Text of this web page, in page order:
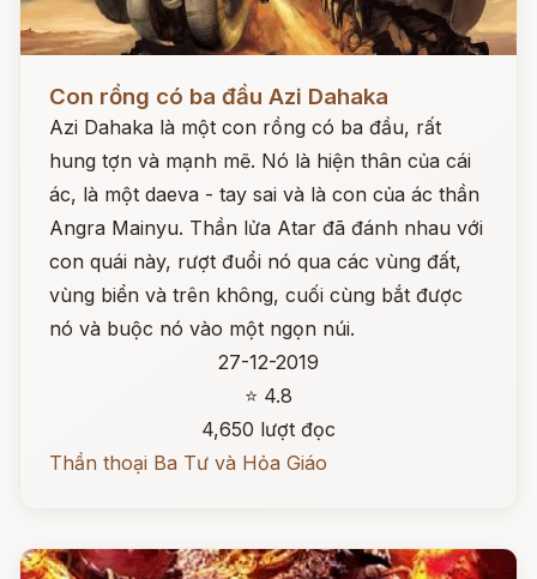
Con rồng có ba đầu Azi Dahaka
Azi Dahaka là một con rồng có ba đầu, rất
hung tợn và mạnh mẽ. Nó là hiện thân của cái
ác, là một daeva - tay sai và là con của ác thần
Angra Mainyu. Thần lửa Atar đã đánh nhau với
con quái này, rượt đuổi nó qua các vùng đất,
vùng biển và trên không, cuối cùng bắt được
nó và buộc nó vào một ngọn núi.
27-12-2019
⭐ 4.8
4,650 lượt đọc
Thần thoại Ba Tư và Hỏa Giáo